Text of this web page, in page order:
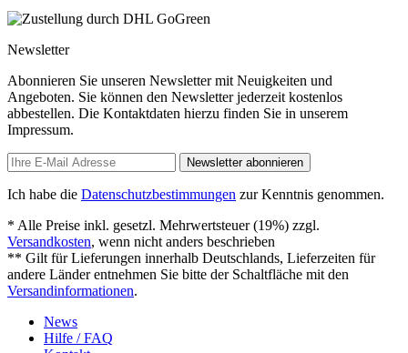
Newsletter
Abonnieren Sie unseren Newsletter mit Neuigkeiten und
Angeboten. Sie können den Newsletter jederzeit kostenlos
abbestellen. Die Kontaktdaten hierzu finden Sie in unserem
Impressum.
Newsletter abonnieren
Ich habe die Datenschutzbestimmungen zur Kenntnis genommen.
* Alle Preise inkl. gesetzl. Mehrwertsteuer (19%) zzgl.
Versandkosten, wenn nicht anders beschrieben
** Gilt für Lieferungen innerhalb Deutschlands, Lieferzeiten für
andere Länder entnehmen Sie bitte der Schaltfläche mit den
Versandinformationen.
News
Hilfe / FAQ